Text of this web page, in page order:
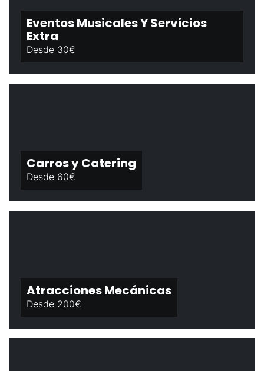
Eventos Musicales Y Servicios
Extra
Desde 30€
Carros y Catering
Desde 60€
Atracciones Mecánicas
Desde 200€